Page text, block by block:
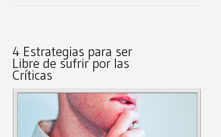
4 Estrategias para ser
Libre de sufrir por las
Críticas